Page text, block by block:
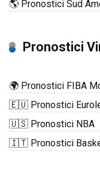
🌎 Pronostici Sud
Pronostici
🌍 Pronostici FIBA
🇪🇺 Pronostici
🇺🇸 Pronostici NBA
🇮🇹 Pronostici